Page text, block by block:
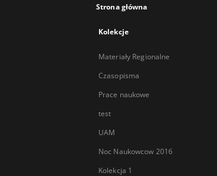
Strona główna
Kolekcje
Materiały Regionalne
Czasopisma
Prace naukowe
test
UAM
Noc Naukowcow 2016
Kolekcja 1